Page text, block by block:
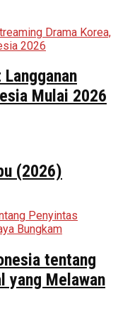
Mulai 2026
(2026)
tentang
yang Melawan